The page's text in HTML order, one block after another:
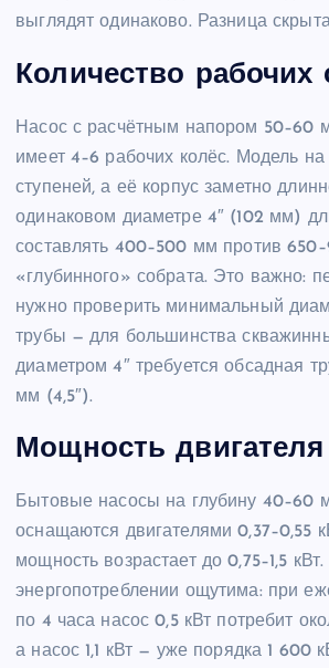
выглядят одинаково. Разница
Количество рабочих
Насос с расчётным напором 50–60
имеет 4–6 рабочих колёс. Модель на
ступеней, а её корпус заметно
одинаковом диаметре 4″ (102 мм)
составлять 400–500 мм против
«глубинного» собрата. Это важно:
нужно проверить минимальный
трубы — для большинства
диаметром 4″ требуется обсадная
мм (4,5″).
Мощность двигателя
Бытовые насосы на глубину 40–60
оснащаются двигателями 0,37–0,55
мощность возрастает до 0,75–1,5
энергопотреблении ощутима: при
по 4 часа насос 0,5 кВт потребит
а насос 1,1 кВт — уже порядка 1 600